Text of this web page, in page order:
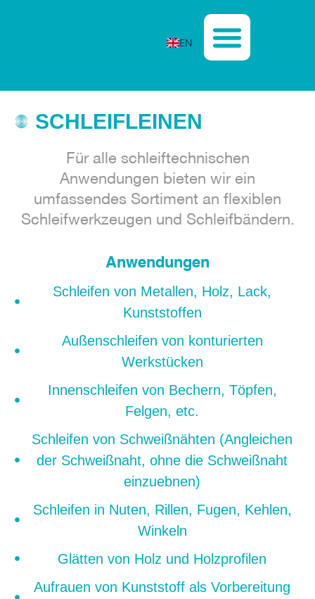
EN
SCHLEIFLEINEN
Für alle schleiftechnischen
Anwendungen bieten wir ein
umfassendes Sortiment an flexiblen
Schleifwerkzeugen und Schleifbändern.
Anwendungen
Schleifen von Metallen, Holz, Lack,
Kunststoffen
Außenschleifen von konturierten
Werkstücken
Innenschleifen von Bechern, Töpfen,
Felgen, etc.
Schleifen von Schweißnähten (Angleichen
der Schweißnaht, ohne die Schweißnaht
einzuebnen)
Schleifen in Nuten, Rillen, Fugen, Kehlen,
Winkeln
Glätten von Holz und Holzprofilen
Aufrauen von Kunststoff als Vorbereitung